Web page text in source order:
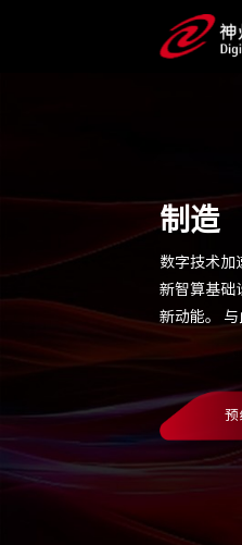
制造
数字技术加
新智算基础
新动能。
预